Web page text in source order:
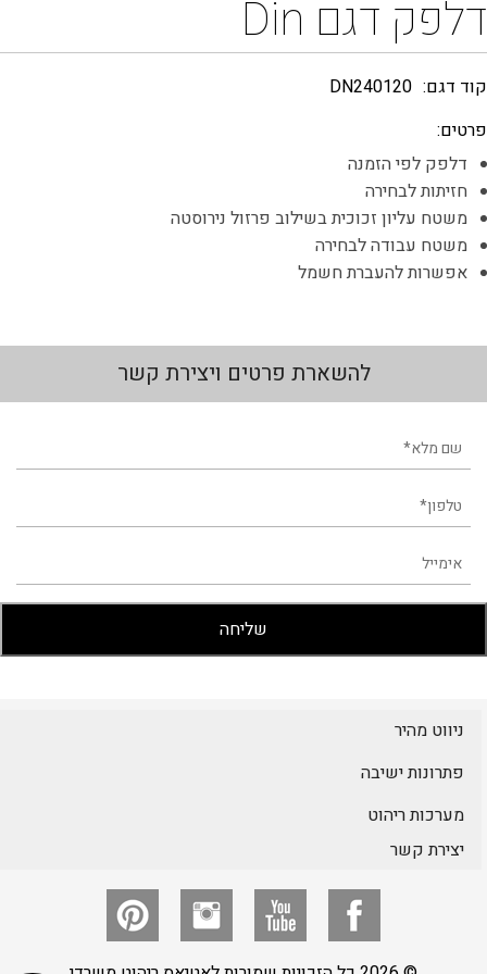
דלפק דגם Din
קוד דגם: DN240120
פרטים:
דלפק לפי הזמנה
חזיתות לבחירה
משטח עליון זכוכית בשילוב פרזול נירוסטה
משטח עבודה לבחירה
אפשרות להעברת חשמל
להשארת פרטים ויצירת קשר
ניווט מהיר
פתרונות ישיבה
מערכות ריהוט
יצירת קשר